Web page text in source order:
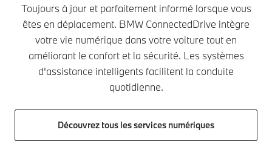
Toujours à jour et parfaitement informé lorsque vous
êtes en déplacement. BMW ConnectedDrive intègre
votre vie numérique dans votre voiture tout en
améliorant le confort et la sécurité. Les systèmes
d'assistance intelligents facilitent la conduite
quotidienne.
Découvrez tous les services numériques